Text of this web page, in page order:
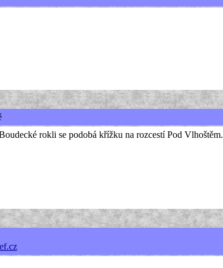
rokli se podobá křížku na rozcestí Pod Vlhoštěm.